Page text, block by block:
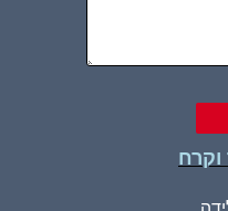
וקרח